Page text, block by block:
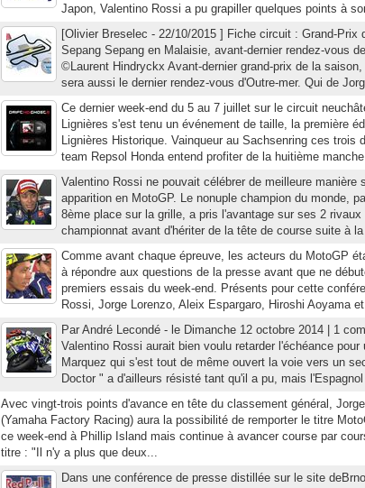
Japon, Valentino Rossi a pu grapiller quelques points à
[Olivier Breselec - 22/10/2015 ] Fiche circuit : Grand-Prix
Sepang Sepang en Malaisie, avant-dernier rendez-vous
©Laurent Hindryckx Avant-dernier grand-prix de la
sera aussi le dernier rendez-vous d'Outre-mer. Qui de
Ce dernier week-end du 5 au 7 juillet sur le circuit
Lignières s'est tenu un événement de taille, la première
Lignières Historique. Vainqueur au Sachsenring ces trois
team Repsol Honda entend profiter de la huitième
Valentino Rossi ne pouvait célébrer de meilleure manière
apparition en MotoGP. Le nonuple champion du monde,
8ème place sur la grille, a pris l'avantage sur ses 2
championnat avant d'hériter de la tête de course suite à
Comme avant chaque épreuve, les acteurs du MotoGP
à répondre aux questions de la presse avant que ne
premiers essais du week-end. Présents pour cette
Rossi, Jorge Lorenzo, Aleix Espargaro, Hiroshi Aoyama
Par André Lecondé - le Dimanche 12 octobre 2014 | 1
Valentino Rossi aurait bien voulu retarder l'échéance pour
Marquez qui s'est tout de même ouvert la voie vers un
Doctor " a d'ailleurs résisté tant qu'il a pu, mais
Avec vingt-trois points d'avance en tête du classement général,
(Yamaha Factory Racing) aura la possibilité de remporter le titre
ce week-end à Phillip Island mais continue à avancer course par
titre : "Il n'y a plus que deux...
Dans une conférence de presse distillée sur le site